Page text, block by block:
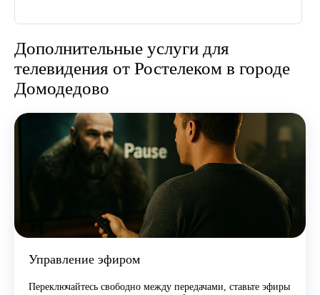
Дополнительные услуги для
телевидения от Ростелеком в городе
Домодедово
Управление эфиром
Переключайтесь свободно между передачами, ставьте эфиры